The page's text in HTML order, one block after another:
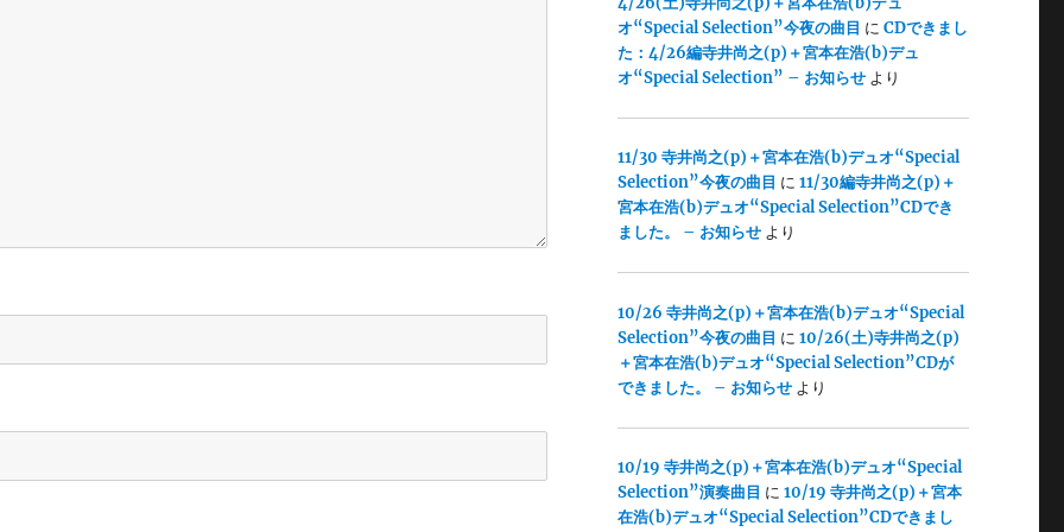
オ“Special Selection”今夜の曲目 に CDできまし
た：4/26編寺井尚之(p)＋宮本在浩(b)デュ
オ“Special Selection” – お知らせより
11/30 寺井尚之(p)＋宮本在浩(b)デュオ“Special
Selection”今夜の曲目 に 11/30編寺井尚之(p)＋
宮本在浩(b)デュオ“Special Selection”CDでき
ました。 – お知らせより
10/26 寺井尚之(p)＋宮本在浩(b)デュオ“Special
Selection”今夜の曲目 に 10/26(土)寺井尚之(p)
＋宮本在浩(b)デュオ“Special Selection”CDが
できました。 – お知らせより
10/19 寺井尚之(p)＋宮本在浩(b)デュオ“Special
Selection”演奏曲目 に 10/19 寺井尚之(p)＋宮本
在浩(b)デュオ“Special Selection”CDできまし